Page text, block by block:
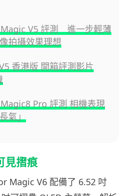
V5 評測 進一步輕薄
拍攝效果理想
香港版 開箱評測影片
Pro 評測 相機表現
氣」
見摺痕
Magic V6 配備了 6.52 吋